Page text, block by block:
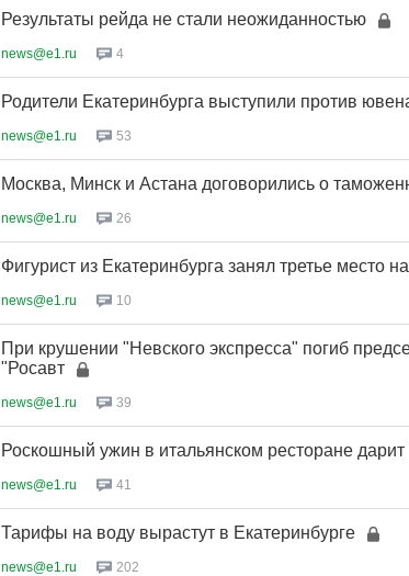
Результаты рейда не стали неожиданностью
news@e1.ru 4
Родители Екатеринбурга выступили против
news@e1.ru 53
Москва, Минск и Астана договорились о
news@e1.ru 26
Фигурист из Екатеринбурга занял третье место
news@e1.ru 10
При крушении "Невского экспресса" погиб
"Росавт
news@e1.ru 39
Роскошный ужин в итальянском ресторане дарит
news@e1.ru 41
Тарифы на воду вырастут в Екатеринбурге
news@e1.ru 202